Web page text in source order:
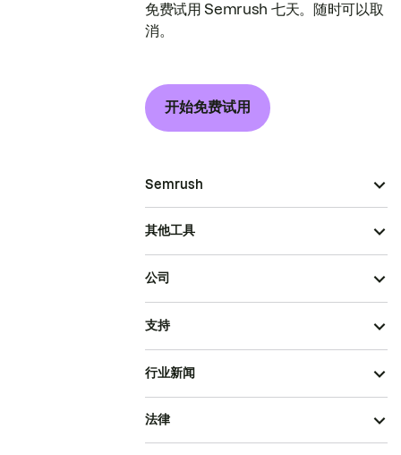
免费试用 Semrush 七天。随时可以取
消。
开始免费试用
Semrush
其他工具
公司
支持
行业新闻
法律